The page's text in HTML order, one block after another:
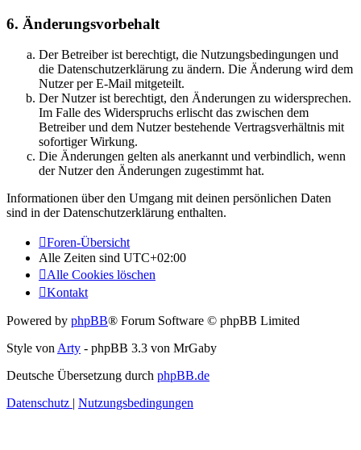
6. Änderungsvorbehalt
Der Betreiber ist berechtigt, die Nutzungsbedingungen und
die Datenschutzerklärung zu ändern. Die Änderung wird dem
Nutzer per E-Mail mitgeteilt.
Der Nutzer ist berechtigt, den Änderungen zu widersprechen.
Im Falle des Widerspruchs erlischt das zwischen dem
Betreiber und dem Nutzer bestehende Vertragsverhältnis mit
sofortiger Wirkung.
Die Änderungen gelten als anerkannt und verbindlich, wenn
der Nutzer den Änderungen zugestimmt hat.
Informationen über den Umgang mit deinen persönlichen Daten
sind in der Datenschutzerklärung enthalten.
Foren-Übersicht
Alle Zeiten sind UTC+02:00
Alle Cookies löschen
Kontakt
Powered by phpBB® Forum Software © phpBB Limited
Style vonArty - phpBB 3.3 von MrGaby
Deutsche Übersetzung durch phpBB.de
Datenschutz | Nutzungsbedingungen